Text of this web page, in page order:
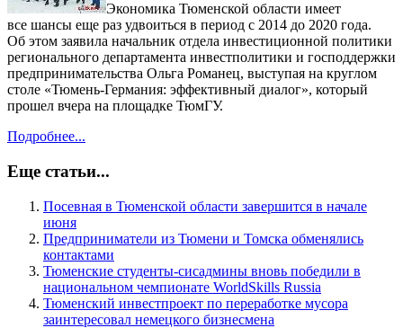
Экономика Тюменской области имеет
все шансы еще раз удвоиться в период с 2014 до 2020 года.
Об этом заявила начальник отдела инвестиционной политики
регионального департамента инвестполитики и господдержки
предпринимательства Ольга Романец, выступая на круглом
столе «Тюмень-Германия: эффективный диалог», который
прошел вчера на площадке ТюмГУ.
Подробнее...
Еще статьи...
Посевная в Тюменской области завершится в начале
июня
Предприниматели из Тюмени и Томска обменялись
контактами
Тюменские студенты-сисадмины вновь победили в
национальном чемпионате WorldSkills Russia
Тюменский инвестпроект по переработке мусора
заинтересовал немецкого бизнесмена